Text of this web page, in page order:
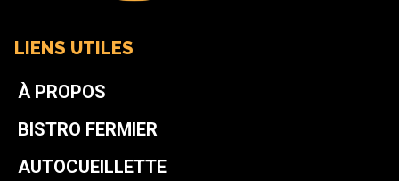
LIENS UTILES
À PROPOS
BISTRO FERMIER
AUTOCUEILLETTE